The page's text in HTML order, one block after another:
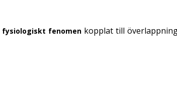
fysiologiskt fenomen kopplat till